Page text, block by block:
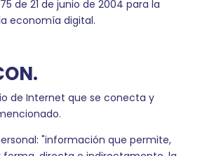
de 21 de junio de 2004 para la
economía digital.
de Internet que se conecta y
"información que permite,